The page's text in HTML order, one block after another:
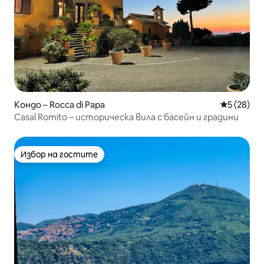
Кондо – Rocca di Papa Средна
5 (28)
Casal Romito – историческа вила с басейн и градини
Избор на гостите
Избор на гостите